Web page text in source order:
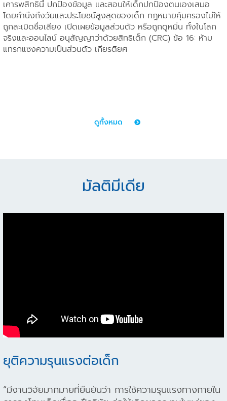
เด็กมีสิทธิความเป็นส่วนตัว ผู้ใหญ่ต้อง
เคารพสิทธินี้ ปกป้องข้อมูล และสอนให้เด็กปกป้องตนเองเสมอ
โดยคำนึงถึงวัยและประโยชน์สูงสุดของเด็ก กฎหมายคุ้มครองไม่ให้
ถูกละเมิดชื่อเสียง เปิดเผยข้อมูลส่วนตัว หรือถูกดูหมิ่น ทั้งในโลก
จริงและออนไลน์ อนุสัญญาว่าด้วยสิทธิเด็ก (CRC) ข้อ 16: ห้าม
มัลติมีเดีย
ยุติความรุนแรงต่อเด็ก